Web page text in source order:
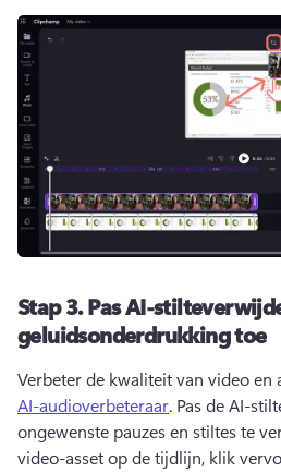
Stap 3.Pas AI-
geluidsonderdrukking toe
Verbeter de kwaliteit van video en
AI-audioverbeteraar. Pas de AI-
ongewenste pauzes en stiltes te
video-asset op de tijdlijn, klik